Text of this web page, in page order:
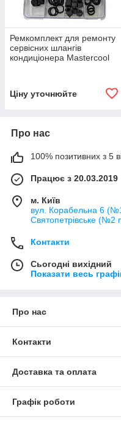
Ремкомплект для ремонту
сервісних шлангів
кондиціонера Mastercool
Ціну уточнюйте
Про нас
100% позитивних з 5
Працює з 20.03.2019
м. Київ
вул. Корабельна 6 (№1
Святопетрівське (№2
Контакти
Сьогодні вихідний
Показати весь
Про нас
Контакти
Доставка та оплата
Графік роботи